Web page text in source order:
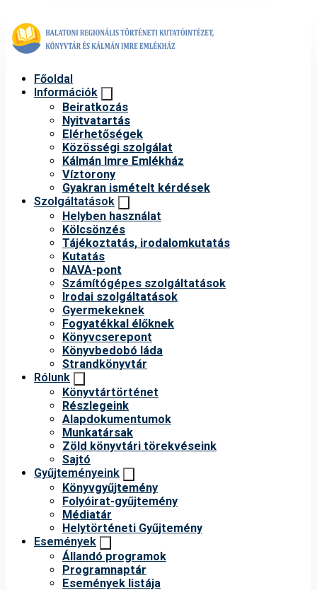
Főoldal
Információk
Beiratkozás
Nyitvatartás
Elérhetőségek
Közösségi szolgálat
Kálmán Imre Emlékház
Víztorony
Gyakran ismételt kérdések
Szolgáltatások
Helyben használat
Kölcsönzés
Tájékoztatás, irodalomkutatás
Kutatás
NAVA-pont
Számítógépes szolgáltatások
Irodai szolgáltatások
Gyermekeknek
Fogyatékkal élőknek
Könyvcserepont
Könyvbedobó láda
Strandkönyvtár
Rólunk
Könyvtártörténet
Részlegeink
Alapdokumentumok
Munkatársak
Zöld könyvtári törekvéseink
Sajtó
Gyűjteményeink
Könyvgyűjtemény
Folyóirat-gyűjtemény
Médiatár
Helytörténeti Gyűjtemény
Események
Állandó programok
Programnaptár
Események listája